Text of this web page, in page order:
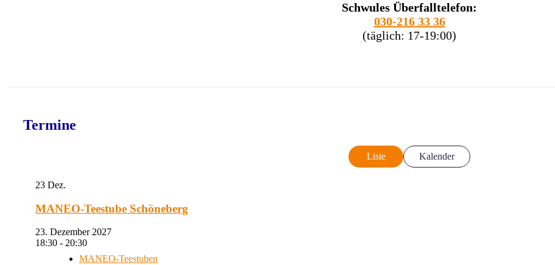
Schwules Überfalltelefon:
030-216 33 36
(täglich: 17-19:00)
Termine
Liste Kalender
23 Dez.
MANEO-Teestube Schöneberg
23. Dezember 2027
18:30 - 20:30
MANEO-Teestuben